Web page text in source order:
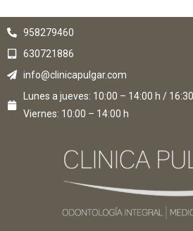
958279460
630721886
info@clinicapulgar.com
Lunes a jueves: 10:00 – 14:00 h /
Viernes: 10:00 – 14:00 h